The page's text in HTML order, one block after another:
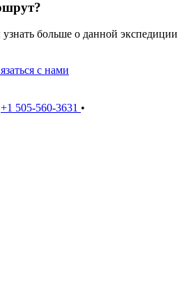
больше о данной экспедиции
с нами
+1 505-560-3631 •